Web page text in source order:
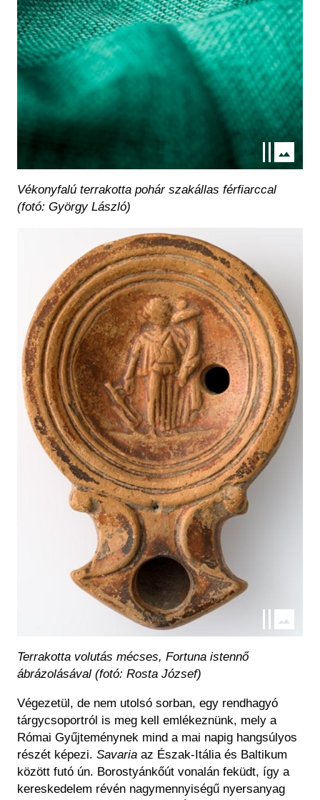
Vékonyfalú terrakotta pohár szakállas férfiarccal
(fotó: György László)
Terrakotta volutás mécses, Fortuna istennő
ábrázolásával (fotó: Rosta József)
Végezetül, de nem utolsó sorban, egy rendhagyó
tárgycsoportról is meg kell emlékeznünk, mely a
Római Gyűjteménynek mind a mai napig hangsúlyos
részét képezi. Savaria az Észak-Itália és Baltikum
között futó ún. Borostyánkőút vonalán feküdt, így a
kereskedelem révén nagymennyiségű nyersanyag